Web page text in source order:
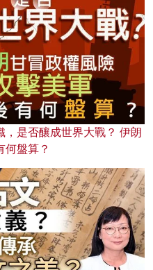
是否釀成世界大戰？ 伊朗
何盤算？